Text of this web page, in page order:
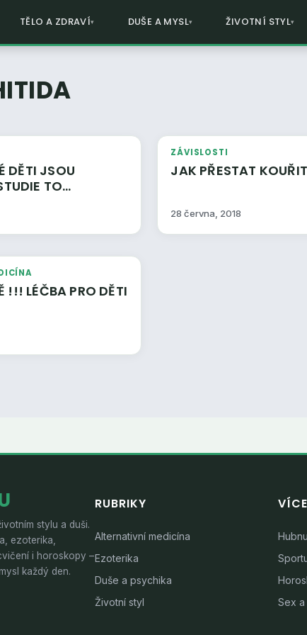
TĚLO A ZDRAVÍ DUŠE A MYSL ŽIVOTNÍ STYL
TO
ZÁVISLOSTI
JAK PŘESTAT
28 června, 2018
stylu a duši.
ezoterika,
i horoskopy –
každý den.
RUBRIKY
Alternativní medicína
Ezoterika
Duše a psychika
Životní styl
VÍCE
Sex